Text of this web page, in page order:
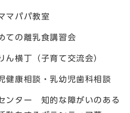
マパパ教室
ての離乳食講習会
ん横丁（子育て交流会）
健康相談・乳幼児歯科相談
ンター 知的な障がいのある